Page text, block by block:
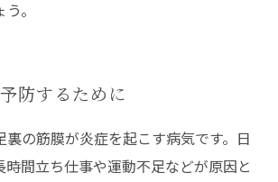
。
防するために
裏の筋膜が炎症を起こす病気です。日
時間立ち仕事や運動不足などが原因と